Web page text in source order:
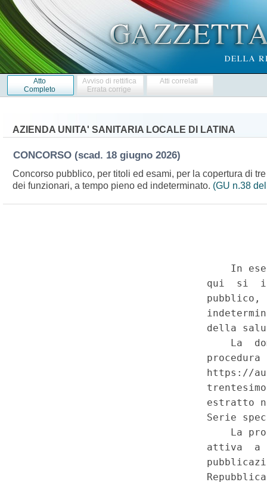
Atto
Completo
Avviso di rettifica
Errata corrige
Atti correlati
AZIENDA UNITA' SANITARIA LOCALE DI LATINA
CONCORSO (scad. 18 giugno 2026)
Concorso pubblico, per titoli ed esami, per la copertura di
dei funzionari, a tempo pieno ed indeterminato. (GU n.38